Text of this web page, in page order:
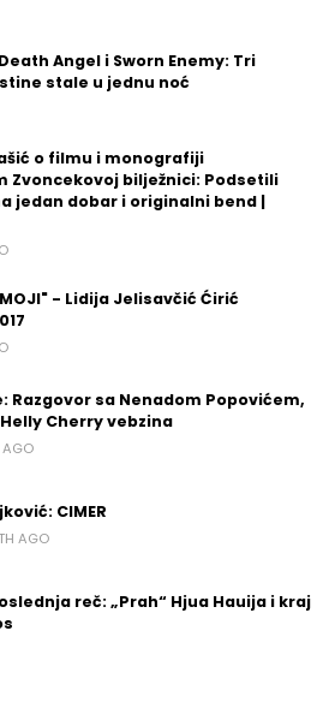
Angel i Sworn Enemy: Tri
stale u jednu noć
o filmu i monografiji
Zvoncekovoj bilježnici: Podsetili
jedan dobar i originalni bend |
MOJI" - Lidija Jelisavčić Ćirić
Razgovor sa Nenadom Popovićem,
Cherry vebzina
AGO
CIMER
AGO
reč: „Prah“ Hjua Hauija i kraj